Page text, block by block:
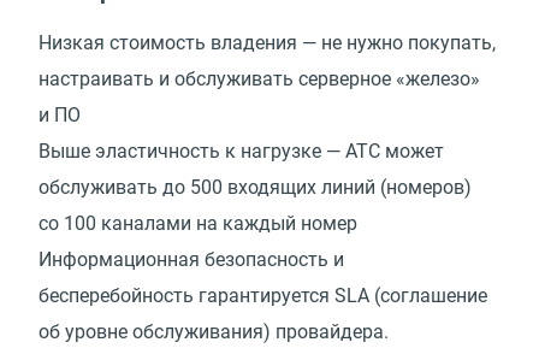
Низкая стоимость владения — не нужно покупать,
настраивать и обслуживать серверное «железо»
и ПО
Выше эластичность к нагрузке — АТС может
обслуживать до 500 входящих линий (номеров)
со 100 каналами на каждый номер
Информационная безопасность и
бесперебойность гарантируется SLA (соглашение
об уровне обслуживания) провайдера.